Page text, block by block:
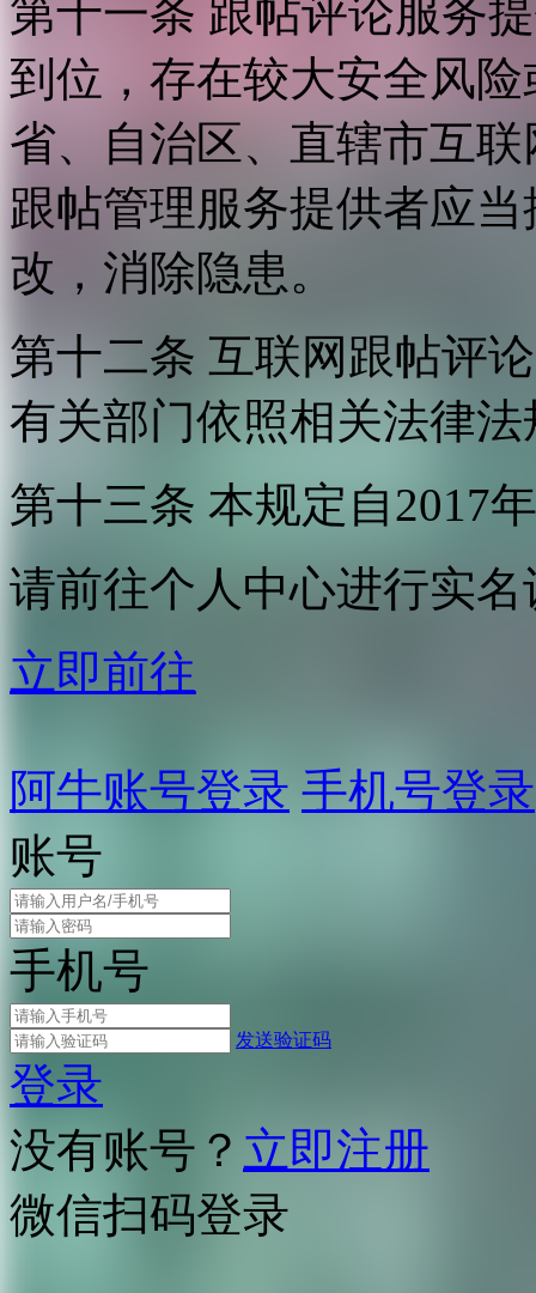
第十一条 跟帖评论服务
到位，存在较大安全风
省、自治区、直辖市互
跟帖管理服务提供者应
改，消除隐患。
第十二条 互联网跟帖评
有关部门依照相关法律
第十三条 本规定自2017
请前往个人中心进行实名
立即前往
阿牛账号登录 手机号登录
账号
手机号
发送验证码
登录
没有账号？ 立即注册
微信扫码登录